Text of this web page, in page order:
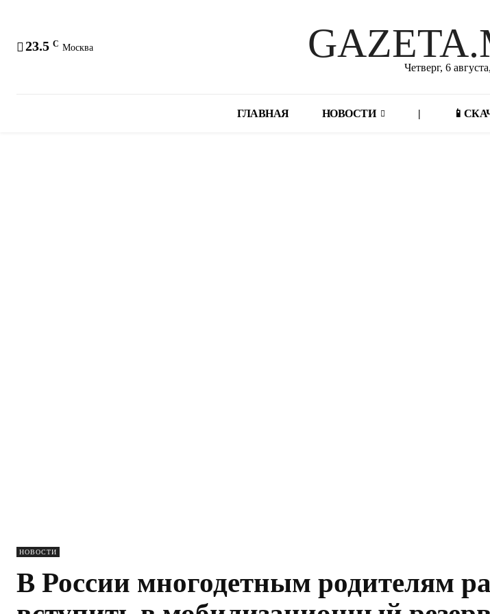
23.5 C Москва
Четверг, 6
ГЛАВНАЯ НОВОСТИ
НОВОСТИ
В России многодетным родителям